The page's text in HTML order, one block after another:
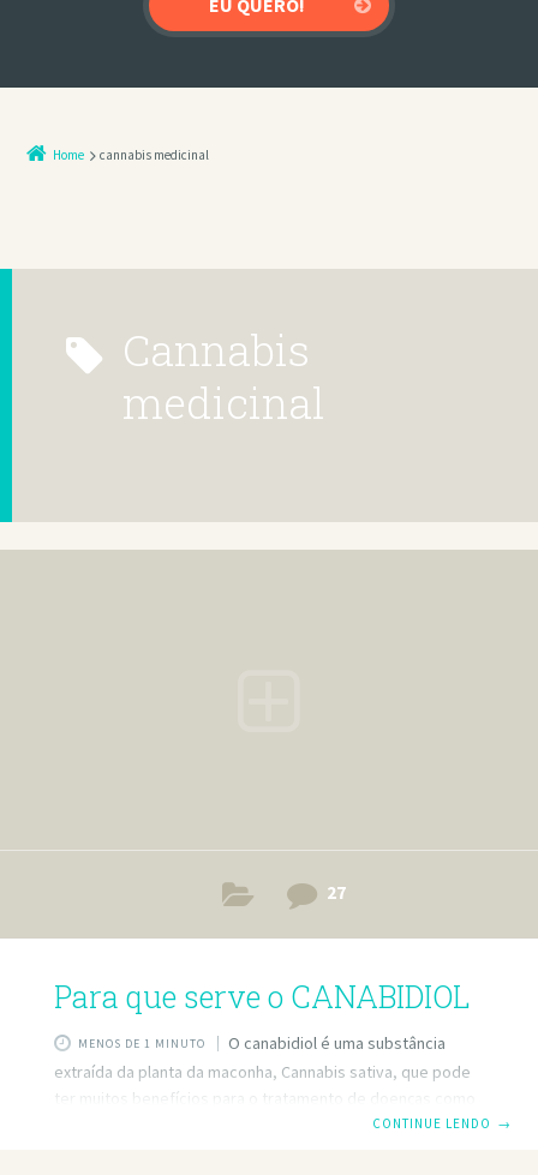
Home cannabis medicinal
cannabis
medicinal
27
Para que serve o CANABIDIOL
MENOS DE 1 MINUTO
O canabidiol é uma substância
extraída da planta da maconha, Cannabis sativa, que pode
ter muitos benefícios para o tratamento de doenças como
epilepsia, estresse pós-traumático e outras doenças
CONTINUE LENDO →